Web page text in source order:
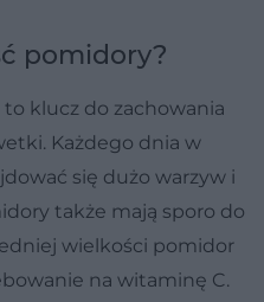
pomidory?
klucz do zachowania
Każdego dnia w
się dużo warzyw i
także mają sporo do
wielkości pomidor
na witaminę C.